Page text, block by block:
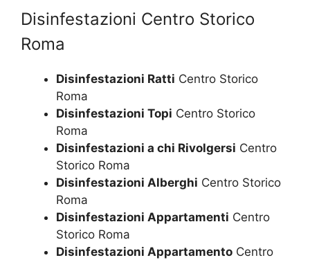
Disinfestazioni Centro Storico
Roma
Disinfestazioni Ratti Centro Storico
Roma
Disinfestazioni Topi Centro Storico
Roma
Disinfestazioni a chi Rivolgersi Centro
Storico Roma
Disinfestazioni Alberghi Centro Storico
Roma
Disinfestazioni Appartamenti Centro
Storico Roma
Disinfestazioni Appartamento Centro